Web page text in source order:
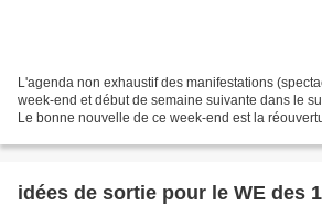
L'agenda non exhaustif des manifestations
week-end et début de semaine suivante dans le
Le bonne nouvelle de ce week-end est la
idées de sortie pour le WE des